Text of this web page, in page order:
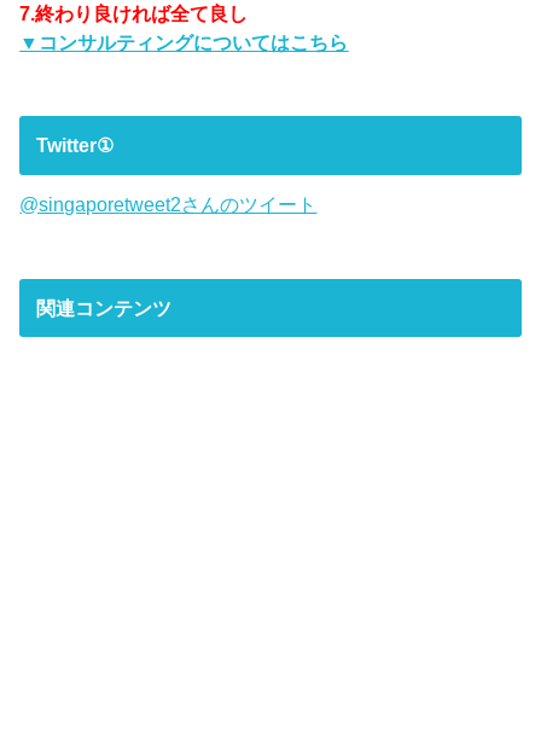
7.終わり良ければ全て良し
▼コンサルティングについてはこちら
Twitter①
@singaporetweet2さんのツイート
関連コンテンツ